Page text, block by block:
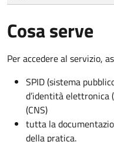
Cosa serve
Per accedere al servizio,
SPID (sistema
d’identità elettronica
(CNS)
tutta la
della pratica.